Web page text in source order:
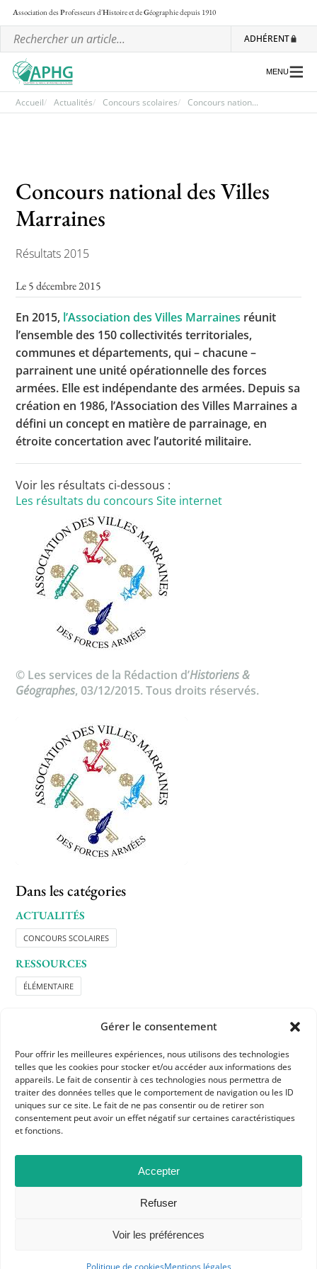
Gérer le consentement
Pour offrir les meilleures expériences, nous utilisons des technologies
telles que les cookies pour stocker et/ou accéder aux informations des
appareils. Le fait de consentir à ces technologies nous permettra de
traiter des données telles que le comportement de navigation ou les ID
uniques sur ce site. Le fait de ne pas consentir ou de retirer son
consentement peut avoir un effet négatif sur certaines caractéristiques
et fonctions.
Accepter
Refuser
Voir les préférences
Politique de cookiesMentions légales
Association desProfesseurs d'Histoire et deGéographiedepuis 1910
ADHÉRENT
Les ateliers nationaux
Communiqués et motions
Lettre d’information de l’APHG
L’APHG dans la presse
Toutes les actualités
Les rendez-vous de l’APHG
Concours de recrutement
Conférences, tables rondes
Critique d’ouvrages publiés
Culture
MENU
Accueil Actualités Concours scolaires Concours nation...
Concours national des Villes
Marraines
Résultats 2015
Le 5 décembre 2015
En 2015, l’Association des Villes Marraines réunit
l’ensemble des 150 collectivités territoriales,
communes et départements, qui – chacune –
parrainent une unité opérationnelle des forces
armées. Elle est indépendante des armées. Depuis sa
création en 1986, l’Association des Villes Marraines a
défini un concept en matière de parrainage, en
étroite concertation avec l’autorité militaire.
Voir les résultats ci-dessous :
Les résultats du concours Site internet
© Les services de la Rédaction d’Historiens &
Géographes, 03/12/2015. Tous droits réservés.
Dans les catégories
ACTUALITÉS
CONCOURS SCOLAIRES
RESSOURCES
ÉLÉMENTAIRE
APHG
Association des professeurs d'histoire et géographie
+ 33 0(1) 42 33 62 37
BP 6541 – 75065 Paris Cedex 02